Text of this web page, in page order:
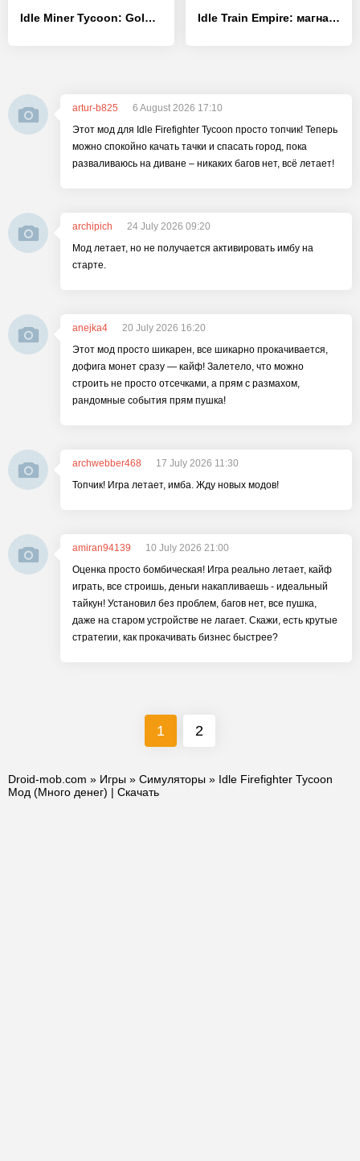
Idle Miner Tycoon: Gold & Cash Idle Train Empire: магнат игры
artur-b825
6 August 2026 17:10
Этот мод для Idle Firefighter Tycoon просто топчик! Теперь
можно спокойно качать тачки и спасать город, пока
разваливаюсь на диване – никаких багов нет, всё летает!
archipich
24 July 2026 09:20
Мод летает, но не получается активировать имбу на
старте.
anejka4
20 July 2026 16:20
Этот мод просто шикарен, все шикарно прокачивается,
дофига монет сразу — кайф! Залетело, что можно
строить не просто отсечками, а прям с размахом,
рандомные события прям пушка!
archwebber468
17 July 2026 11:30
Топчик! Игра летает, имба. Жду новых модов!
amiran94139
10 July 2026 21:00
Оценка просто бомбическая! Игра реально летает, кайф
играть, все строишь, деньги накапливаешь - идеальный
тайкун! Установил без проблем, багов нет, все пушка,
даже на старом устройстве не лагает. Скажи, есть крутые
стратегии, как прокачивать бизнес быстрее?
1 2
Droid-mob.com » Игры » Симуляторы » Idle Firefighter Tycoon
Мод (Много денег) | Скачать